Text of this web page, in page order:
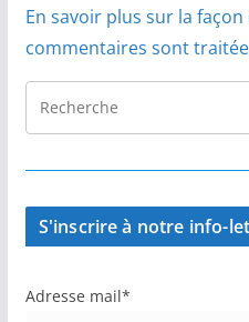
En savoir plus sur la
commentaires sont
S'inscrire à notre info-
Adresse mail*